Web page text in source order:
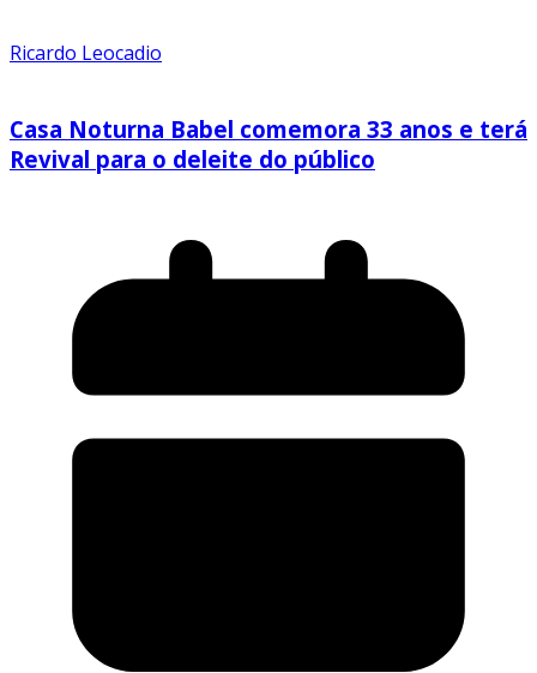
Ricardo Leocadio
Casa Noturna Babel comemora 33 anos e terá
Revival para o deleite do público